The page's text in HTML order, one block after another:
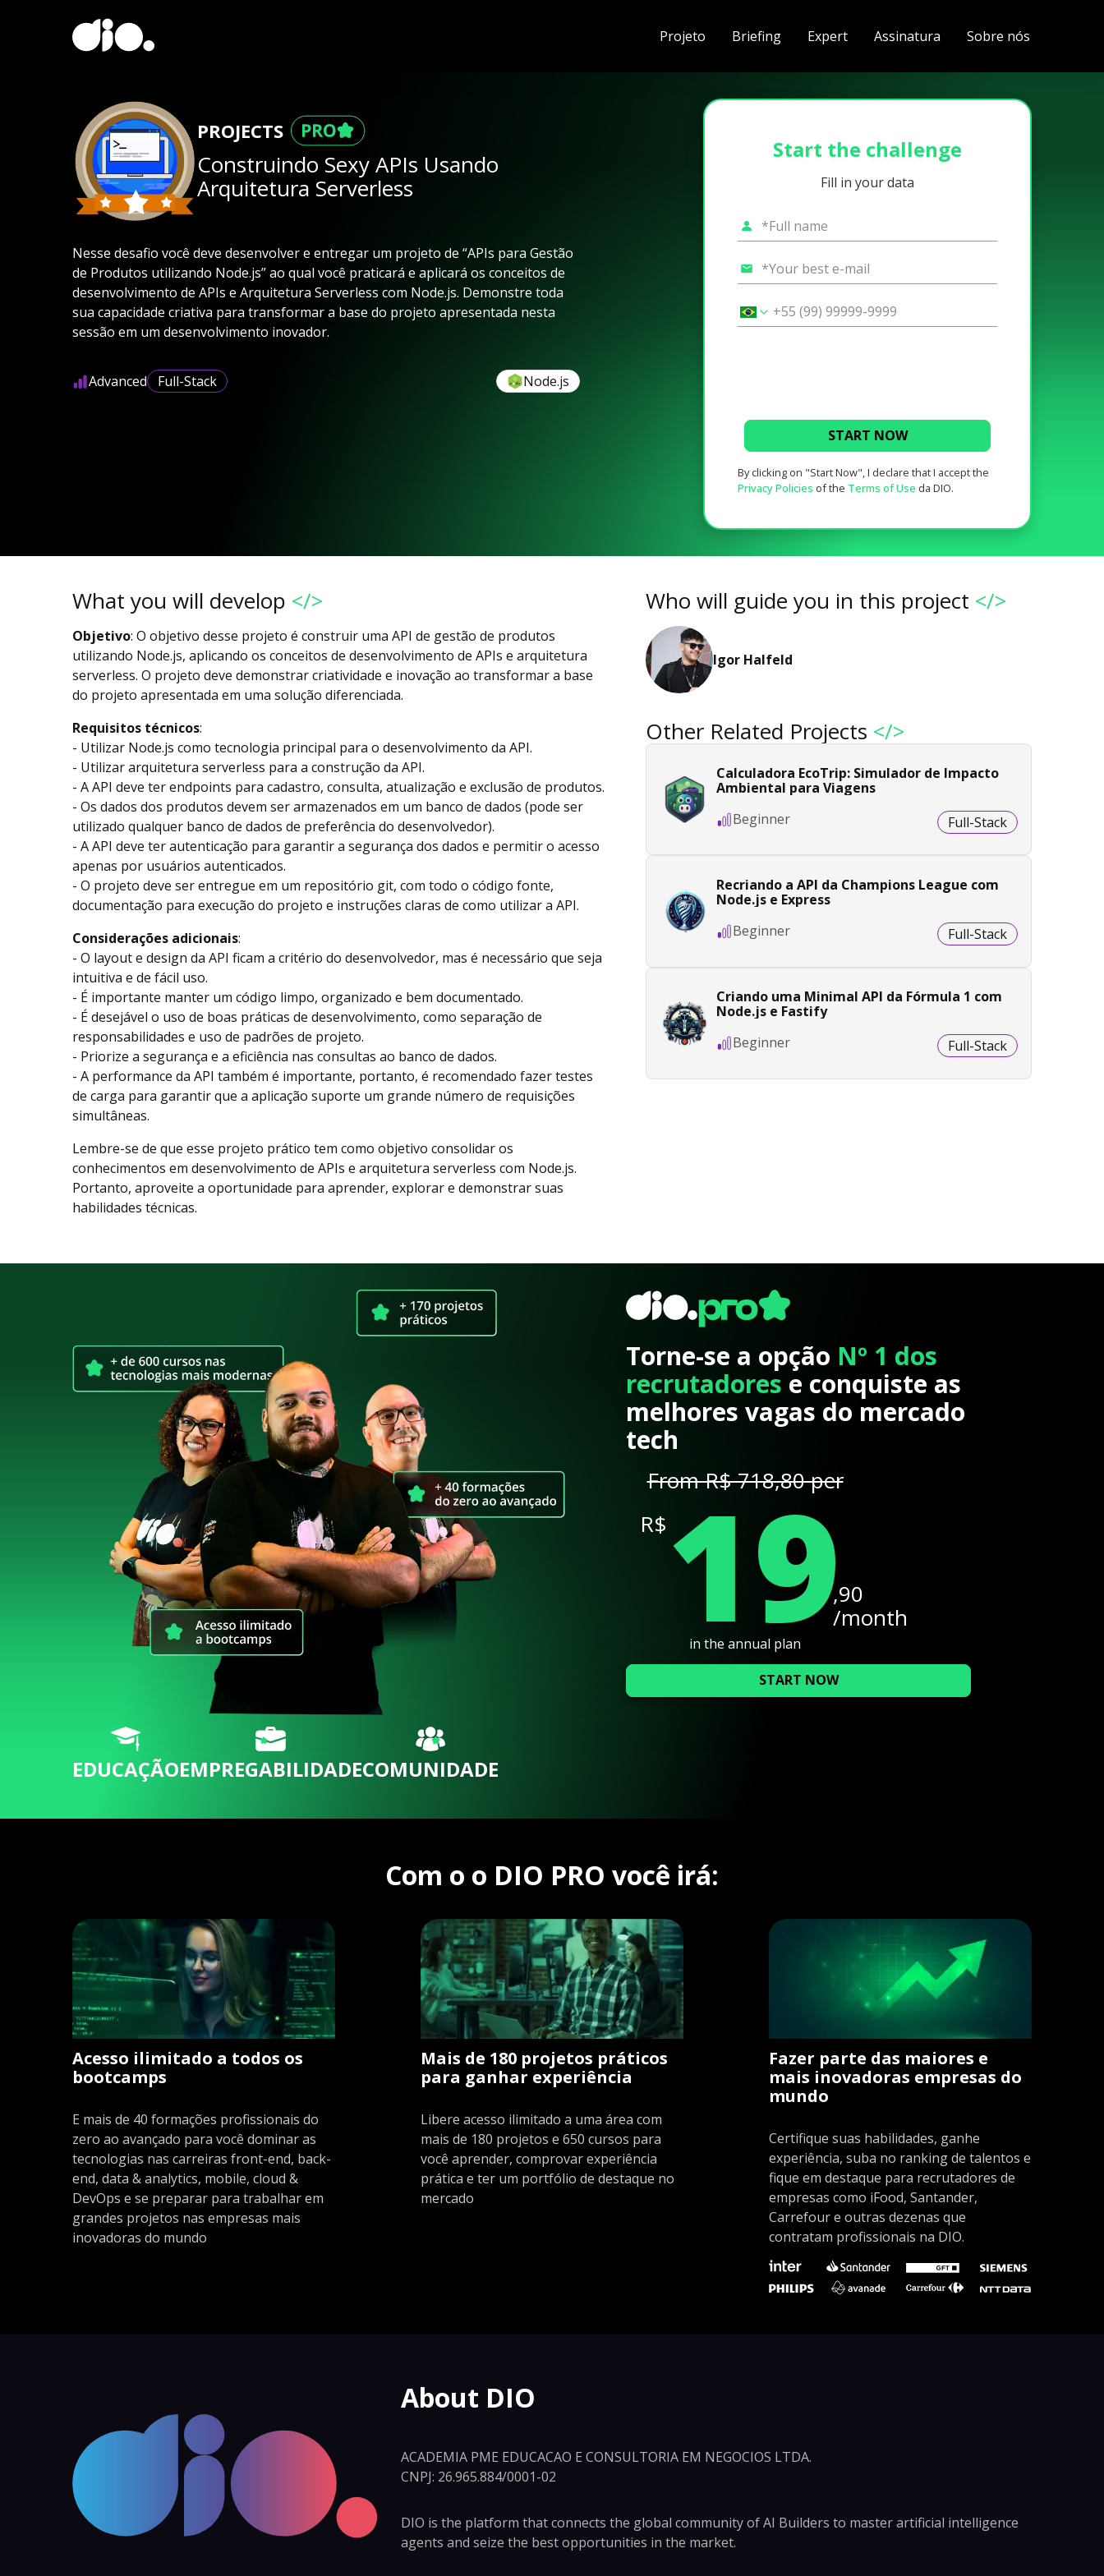
Projeto Briefing Expert Assinatura Sobre nós
PROJECTS
Construindo Sexy APIs Usando
Arquitetura Serverless
Nesse desafio você deve desenvolver e entregar um projeto de “APIs para Gestão
de Produtos utilizando Node.js” ao qual você praticará e aplicará os conceitos de
desenvolvimento de APIs e Arquitetura Serverless com Node.js. Demonstre toda
sua capacidade criativa para transformar a base do projeto apresentada nesta
sessão em um desenvolvimento inovador.
Advanced Full-Stack Node.js
Start the challenge
Fill in your data
START NOW
By clicking on "Start Now", I declare that I accept the
Privacy Policies of the Terms of Use da DIO.
What you will develop </>
Objetivo: O objetivo desse projeto é construir uma API de gestão de produtos
utilizando Node.js, aplicando os conceitos de desenvolvimento de APIs e arquitetura
serverless. O projeto deve demonstrar criatividade e inovação ao transformar a base
do projeto apresentada em uma solução diferenciada.
Requisitos técnicos:
- Utilizar Node.js como tecnologia principal para o desenvolvimento da API.
- Utilizar arquitetura serverless para a construção da API.
- A API deve ter endpoints para cadastro, consulta, atualização e exclusão de produtos.
- Os dados dos produtos devem ser armazenados em um banco de dados (pode ser
utilizado qualquer banco de dados de preferência do desenvolvedor).
- A API deve ter autenticação para garantir a segurança dos dados e permitir o acesso
apenas por usuários autenticados.
- O projeto deve ser entregue em um repositório git, com todo o código fonte,
documentação para execução do projeto e instruções claras de como utilizar a API.
Considerações adicionais:
- O layout e design da API ficam a critério do desenvolvedor, mas é necessário que seja
intuitiva e de fácil uso.
- É importante manter um código limpo, organizado e bem documentado.
- É desejável o uso de boas práticas de desenvolvimento, como separação de
responsabilidades e uso de padrões de projeto.
- Priorize a segurança e a eficiência nas consultas ao banco de dados.
- A performance da API também é importante, portanto, é recomendado fazer testes
de carga para garantir que a aplicação suporte um grande número de requisições
simultâneas.
Lembre-se de que esse projeto prático tem como objetivo consolidar os
conhecimentos em desenvolvimento de APIs e arquitetura serverless com Node.js.
Portanto, aproveite a oportunidade para aprender, explorar e demonstrar suas
habilidades técnicas.
Who will guide you in this project </>
Igor Halfeld
Other Related Projects </>
Calculadora EcoTrip: Simulador de Impacto
Ambiental para Viagens
Beginner
Full-Stack
Recriando a API da Champions League com
Node.js e Express
Beginner
Full-Stack
Criando uma Minimal API da Fórmula 1 com
Node.js e Fastify
Beginner
Full-Stack
EDUCAÇÃOEMPREGABILIDADECOMUNIDADE
Torne-se a opção Nº 1 dos
recrutadores e conquiste as
melhores vagas do mercado
tech
From R$ 718,80 per
R$ 19,90
/month
in the annual plan
START NOW
Com o o DIO PRO você irá:
Acesso ilimitado a todos os
bootcamps
E mais de 40 formações profissionais do
zero ao avançado para você dominar as
tecnologias nas carreiras front-end, back-
end, data & analytics, mobile, cloud &
DevOps e se preparar para trabalhar em
grandes projetos nas empresas mais
inovadoras do mundo
Mais de 180 projetos práticos
para ganhar experiência
Libere acesso ilimitado a uma área com
mais de 180 projetos e 650 cursos para
você aprender, comprovar experiência
prática e ter um portfólio de destaque no
mercado
Fazer parte das maiores e
mais inovadoras empresas do
mundo
Certifique suas habilidades, ganhe
experiência, suba no ranking de talentos e
fique em destaque para recrutadores de
empresas como iFood, Santander,
Carrefour e outras dezenas que
contratam profissionais na DIO.
About DIO
ACADEMIA PME EDUCACAO E CONSULTORIA EM NEGOCIOS LTDA.
CNPJ: 26.965.884/0001-02
DIO is the platform that connects the global community of AI Builders to master artificial intelligence
agents and seize the best opportunities in the market.